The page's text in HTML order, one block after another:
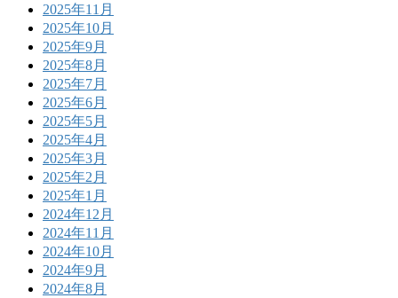
2025年11月
2025年10月
2025年9月
2025年8月
2025年7月
2025年6月
2025年5月
2025年4月
2025年3月
2025年2月
2025年1月
2024年12月
2024年11月
2024年10月
2024年9月
2024年8月